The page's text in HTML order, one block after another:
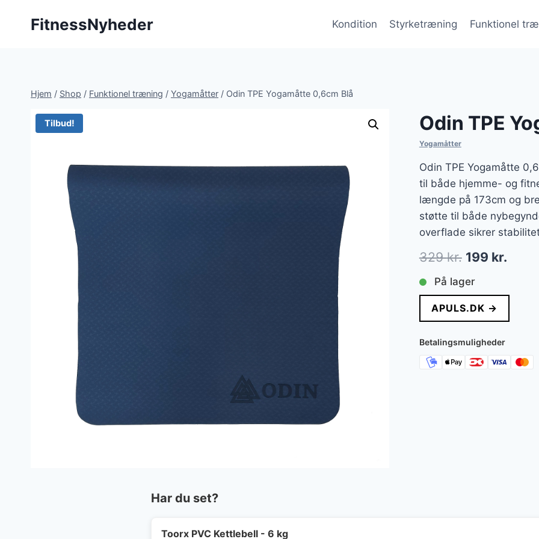
FitnessNyheder Kondition Styrketræning Funktionel
Hjem / Shop / Funktionel træning / Yogamåtter / Odin TPE Yogamåtte 0,6cm Blå
Tilbud! Odin TPE
Yogamåtter
Odin TPE Yogamåtte
til både hjemme- og
længde på 173cm og
støtte til både
overflade sikrer
329kr. Den
oprindelige
pris
var:
329 kr..
199 kr.Den
pris
er:
På lager
APULS.DK →
Betalingsmuligheder
Har du set?
Toorx PVC Kettlebell - 6 kg